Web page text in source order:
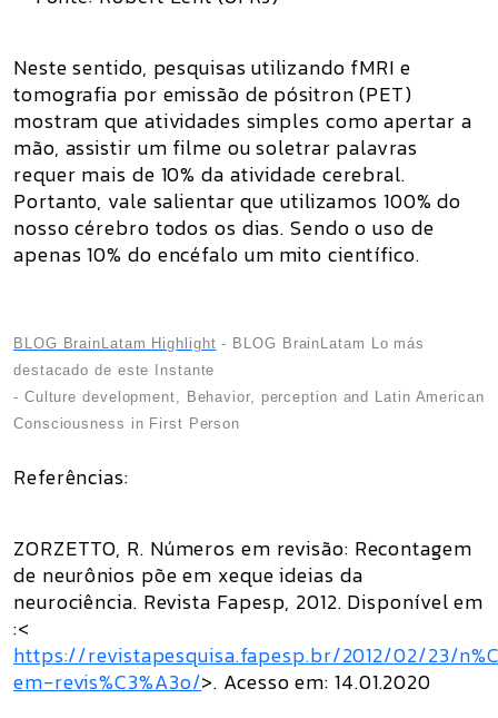
Neste sentido, pesquisas utilizando fMRI e
tomografia por emissão de pósitron (PET)
mostram que atividades simples como apertar a
mão, assistir um filme ou soletrar palavras
requer mais de 10% da atividade cerebral.
Portanto, vale salientar que utilizamos 100% do
nosso cérebro todos os dias. Sendo o uso de
apenas 10% do encéfalo um mito científico.
BLOG BrainLatam Highlight - BLOG BrainLatam Lo más
destacado de este Instante
- Culture development, Behavior, perception and Latin American
Consciousness in First Person
Referências:
ZORZETTO, R. Números em revisão: Recontagem
de neurônios põe em xeque ideias da
neurociência. Revista Fapesp, 2012. Disponível em
:<
https://revistapesquisa.fapesp.br/2012/02/23/
em-revis%C3%A3o/>. Acesso em: 14.01.2020